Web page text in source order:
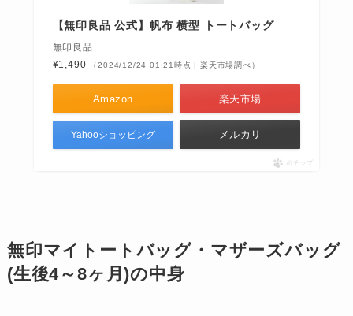
【無印良品 公式】帆布 横型 トートバッグ
無印良品
¥1,490
（2024/12/24 01:21時点 | 楽天市場調べ）
Amazon 楽天市場
Yahooショッピング メルカリ
ポチップ
無印マイトートバッグ・マザーズバッグ
(生後4～8ヶ月)の中身